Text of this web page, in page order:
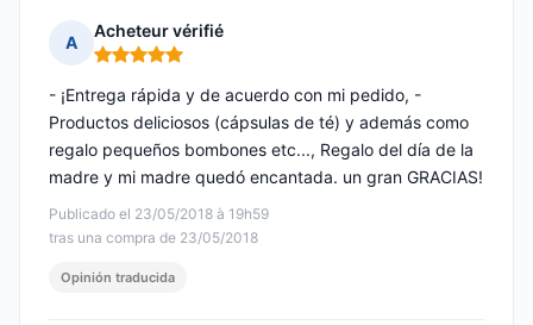
A
Acheteur vérifié
Nota: 5 de 5
Publicado el 23/05/2018 à 19h59
tras una compra de 23/05/2018
- ¡Entrega rápida y de acuerdo con mi pedido, -
Productos deliciosos (cápsulas de té) y además como
regalo pequeños bombones etc..., Regalo del día de la
madre y mi madre quedó encantada. un gran GRACIAS!
Opinión traducida